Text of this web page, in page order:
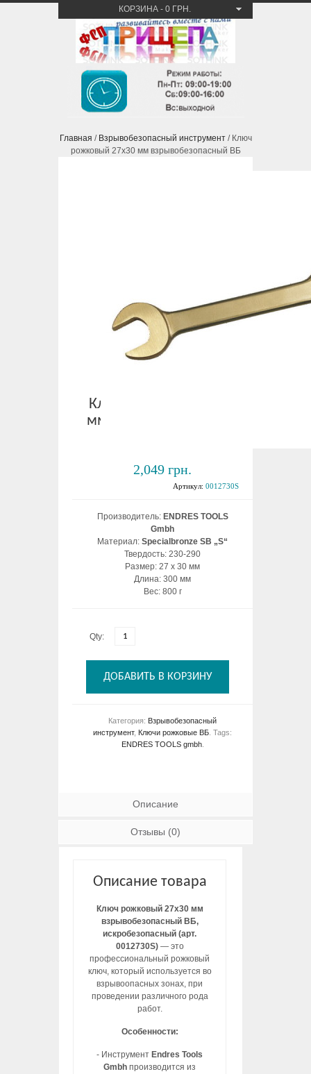
КОРЗИНА - 0 ГРН.
Главная / Взрывобезопасный инструмент/ Ключ
рожковый 27х30 мм взрывобезопасный ВБ
Ключ рожковый 27х30
мм взрывобезопасный
2,049 грн.
Артикул: 0012730S
Производитель: ENDRES TOOLS
Gmbh
Материал: Specialbronze SB „S“
Твердость: 230-290
Размер: 27 х 30 мм
Длина: 300 мм
Вес: 800 г
Qty:
ДОБАВИТЬ В КОРЗИНУ
Категория: Взрывобезопасный
инструмент, Ключи рожковые ВБ Tags:
ENDRES TOOLS gmbh.
Описание
Отзывы (0)
Описание товара
Ключ рожковый 27х30 мм
взрывобезопасный ВБ,
искробезопасный (арт.
0012730S)— это
профессиональный рожковый
ключ, который используется во
взрывоопасных зонах, при
проведении различного рода
работ.
Особенности:
- Инструмент Endres Tools
Gmbh производится из